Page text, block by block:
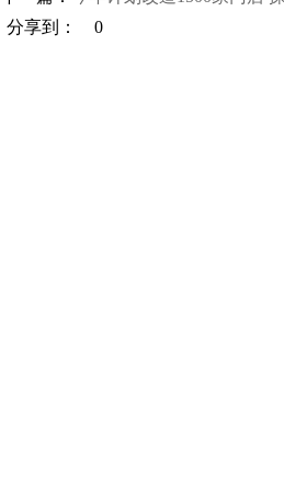
分享到：
0